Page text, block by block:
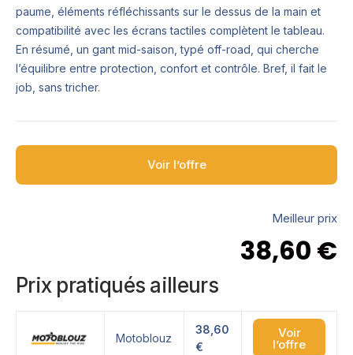
paume, éléments réfléchissants sur le dessus de la main et
compatibilité avec les écrans tactiles complètent le tableau.
En résumé, un gant mid-saison, typé off-road, qui cherche
l’équilibre entre protection, confort et contrôle. Bref, il fait le
job, sans tricher.
Voir l’offre
Meilleur prix
38,60 €
Prix pratiqués ailleurs
Motoblouz
38,60
€
Voir
l’offre